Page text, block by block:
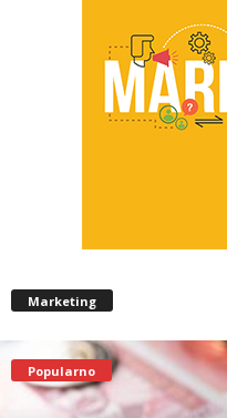
Marketing
Popularno